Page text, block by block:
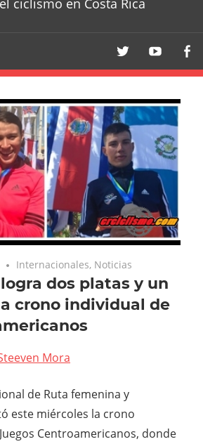
ciclismo en Costa Rica
Internacionales, Noticias
dos platas y un
crono individual de
Mora
de Ruta femenina y
este miércoles la crono
Centroamericanos, donde